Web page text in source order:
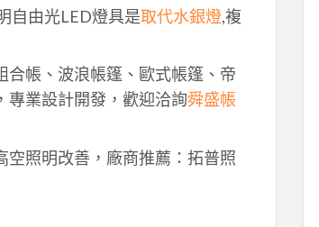
自由光LED燈具是取代水銀燈,複
合帳、波浪帳篷、歐式帳篷、帝
，專業設計開發，歡迎洽詢舜盛帳
空照明改善，廠商推薦：拓普照